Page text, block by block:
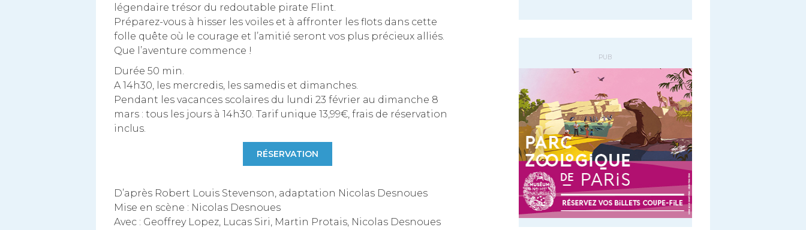
légendaire trésor du redoutable pirate Flint.
Préparez-vous à hisser les voiles et à affronter les flots dans cette
folle quête où le courage et l’amitié seront vos plus précieux alliés.
Que l’aventure commence !
Durée 50 min.
A 14h30, les mercredis, les samedis et dimanches.
Pendant les vacances scolaires du lundi 23 février au dimanche 8
mars : tous les jours à 14h30. Tarif unique 13,99€, frais de réservation
inclus.
RÉSERVATION
D’après Robert Louis Stevenson, adaptation Nicolas Desnoues
Mise en scène : Nicolas Desnoues
Avec : Geoffrey Lopez, Lucas Siri, Martin Protais, Nicolas Desnoues
PUB